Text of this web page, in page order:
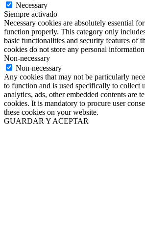
Necessary
Siempre activado
Necessary cookies are absolutely essential
function properly. This category only
basic functionalities and security features of
cookies do not store any personal
Non-necessary
Non-necessary
Any cookies that may not be particularly
to function and is used specifically to collect
analytics, ads, other embedded contents are
cookies. It is mandatory to procure user
these cookies on your website.
GUARDAR Y ACEPTAR